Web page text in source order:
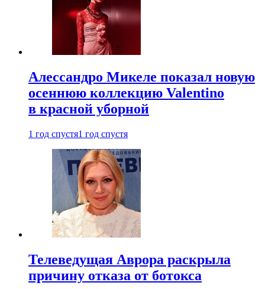
Алессандро Микеле показал новую
осеннюю коллекцию Valentino
в красной уборной
1 год спустя1 год спустя
Телеведущая Аврора раскрыла
причину отказа от ботокса